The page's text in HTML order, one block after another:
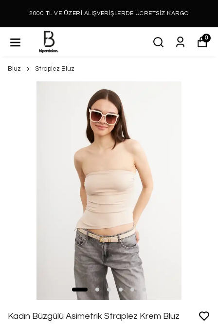
2000 TL VE ÜZERİ ALIŞVERİŞLERDE ÜCRETSİZ KARGO
0
Bluz Straplez Bluz
Kadın Büzgülü Asimetrik Straplez Krem Bluz